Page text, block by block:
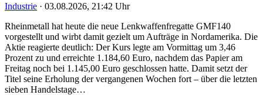
Industrie · 03.08.2026, 21:42 Uhr
Rheinmetall hat heute die neue Lenkwaffenfregatte GMF140
vorgestellt und wirbt damit gezielt um Aufträge in Nordamerika. Die
Aktie reagierte deutlich: Der Kurs legte am Vormittag um 3,46
Prozent zu und erreichte 1.184,60 Euro, nachdem das Papier am
Freitag noch bei 1.145,00 Euro geschlossen hatte. Damit setzt der
Titel seine Erholung der vergangenen Wochen fort – über die letzten
sieben Handelstage…